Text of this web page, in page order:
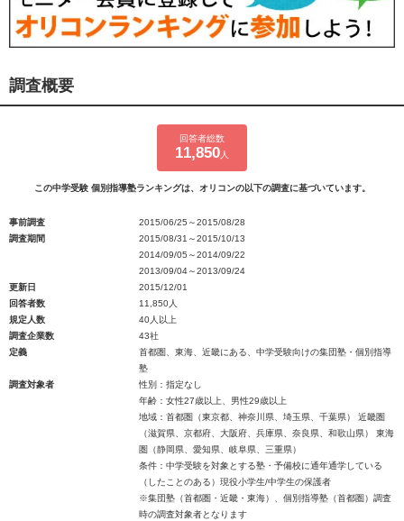
調査概要
回答者総数
11,850 人
この中学受験 個別指導塾ランキングは、オリコンの以下の調査に基づいています。
事前調査
2015/06/25～2015/08/28
調査期間
2015/08/31～2015/10/13
2014/09/05～2014/09/22
2013/09/04～2013/09/24
更新日
2015/12/01
回答者数
11,850人
規定人数
40人以上
調査企業数
43社
定義
首都圏、東海、近畿にある、中学受験向けの集団塾・個別指導
塾
調査対象者
性別：指定なし
年齢：女性27歳以上、男性29歳以上
地域：首都圏（東京都、神奈川県、埼玉県、千葉県） 近畿圏
（滋賀県、京都府、大阪府、兵庫県、奈良県、和歌山県） 東海
圏（静岡県、愛知県、岐阜県、三重県）
条件：中学受験を対象とする塾・予備校に通年通学している
（したことのある）現役小学生/中学生の保護者
※集団塾（首都圏・近畿・東海）、個別指導塾（首都圏）調査
時の調査対象者となります